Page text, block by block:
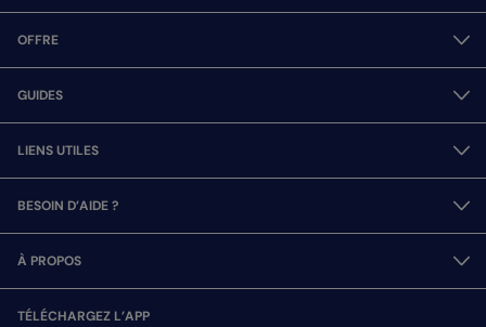
OFFRE
GUIDES
LIENS UTILES
BESOIN D’AIDE ?
À PROPOS
TÉLÉCHARGEZ L’APP